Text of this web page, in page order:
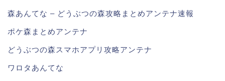
森あんてな – どうぶつの森攻略まとめアンテナ速報
ポケ森まとめアンテナ
どうぶつの森スマホアプリ攻略アンテナ
ワロタあんてな